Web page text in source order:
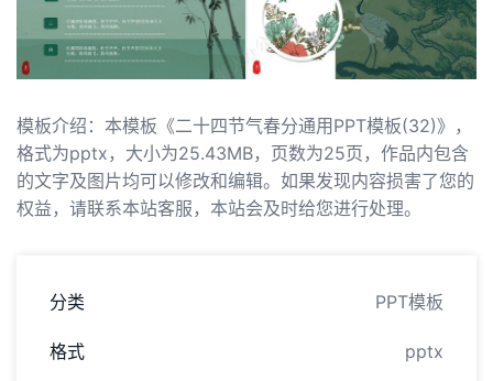
模板介绍：本模板《二十四节气春分通用PPT模板(32)》，
格式为pptx，大小为25.43MB，页数为25页，作品内包含
的文字及图片均可以修改和编辑。如果发现内容损害了您的
权益，请联系本站客服，本站会及时给您进行处理。
分类 PPT模板
格式 pptx